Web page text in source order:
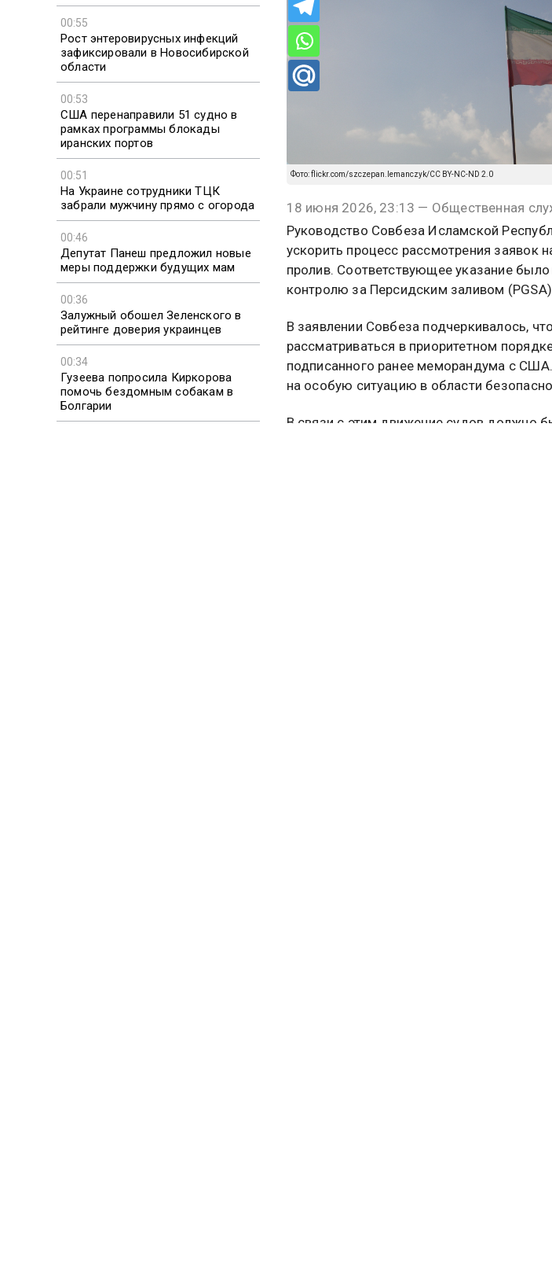
00:55
Рост энтеровирусных инфекций
зафиксировали в Новосибирской
области
00:53
США перенаправили 51 судно в
рамках программы блокады
иранских портов
00:51
На Украине сотрудники ТЦК
забрали мужчину прямо с огорода
00:46
Депутат Панеш предложил новые
меры поддержки будущих мам
00:36
Залужный обошел Зеленского в
рейтинге доверия украинцев
00:34
Гузеева попросила Киркорова
помочь бездомным собакам в
Болгарии
Фото: flickr.com/szczepan.lemanczyk/CC BY-NC-ND 2.0
18 июня 2026, 23:13 — Общественная
Руководство Совбеза Исламской
ускорить процесс рассмотрения заявок
пролив. Соответствующее указание
контролю за Персидским заливом
В заявлении Совбеза подчеркивалось,
рассматриваться в приоритетном
подписанного ранее меморандума с
на особую ситуацию в области
В связи с этим движение судов должно